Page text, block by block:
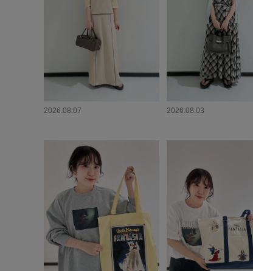
2026.08.07 2026.08.03